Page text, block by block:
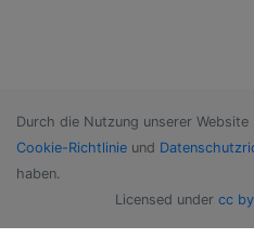
Durch die Nutzung unserer
Cookie-Richtlinie und
haben.
Licensed under cc